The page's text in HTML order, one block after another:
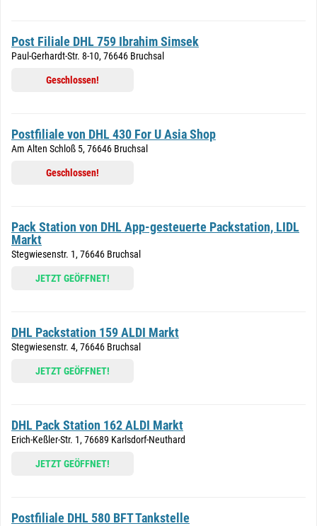
Post Filiale DHL 759 Ibrahim Simsek
Paul-Gerhardt-Str. 8-10, 76646 Bruchsal
Geschlossen!
Postfiliale von DHL 430 For U Asia Shop
Am Alten Schloß 5, 76646 Bruchsal
Geschlossen!
Pack Station von DHL App-gesteuerte Packstation, LIDL
Markt
Stegwiesenstr. 1, 76646 Bruchsal
JETZT GEÖFFNET!
DHL Packstation 159 ALDI Markt
Stegwiesenstr. 4, 76646 Bruchsal
JETZT GEÖFFNET!
DHL Pack Station 162 ALDI Markt
Erich-Keßler-Str. 1, 76689 Karlsdorf-Neuthard
JETZT GEÖFFNET!
Postfiliale DHL 580 BFT Tankstelle